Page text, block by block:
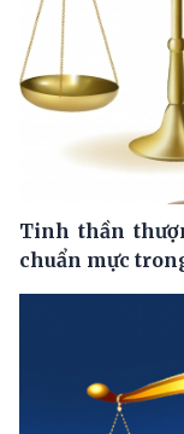
Tinh thần
chuẩn mực